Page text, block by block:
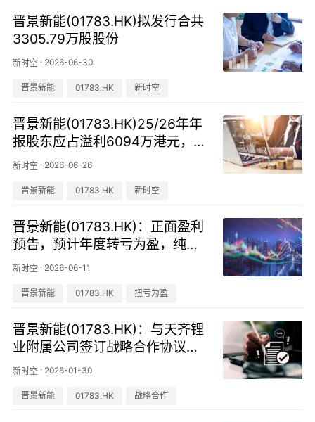
晋景新能(01783.HK)拟发行合共
3305.79万股股份
新时空 · 2026-06-30
晋景新能 01783.HK 新时空
晋景新能(01783.HK)25/26年年
报股东应占溢利6094万港元，同
比扭亏为盈
新时空 · 2026-06-26
晋景新能 01783.HK 新时空
晋景新能(01783.HK)：正面盈利
预告，预计年度转亏为盈，纯利
约5800万至6300万港元
新时空 · 2026-06-11
晋景新能 01783.HK 扭亏为盈
晋景新能(01783.HK)：与天齐锂
业附属公司签订战略合作协议，
深耕锂电池回收领域
新时空 · 2026-01-30
晋景新能 01783.HK 战略合作